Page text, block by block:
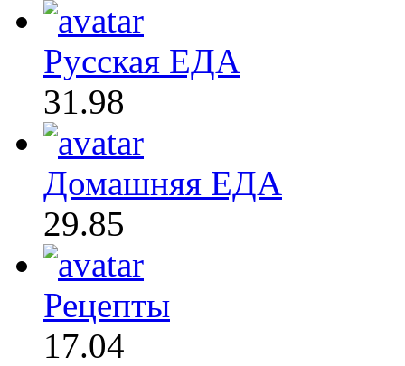
Русская ЕДА
31.98
Домашняя ЕДА
29.85
Рецепты
17.04